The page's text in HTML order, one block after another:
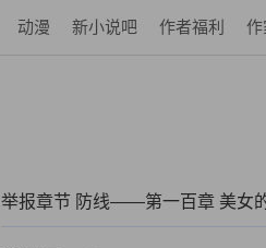
动漫 新小说吧 作者福利 作
举报章节 防线——第一百章 美女